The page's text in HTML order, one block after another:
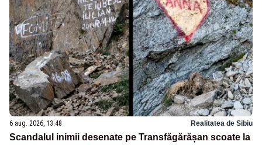
6 aug. 2026, 13:48 Realitatea de Sibiu
Scandalul inimii desenate pe Transfăgărășan scoate la